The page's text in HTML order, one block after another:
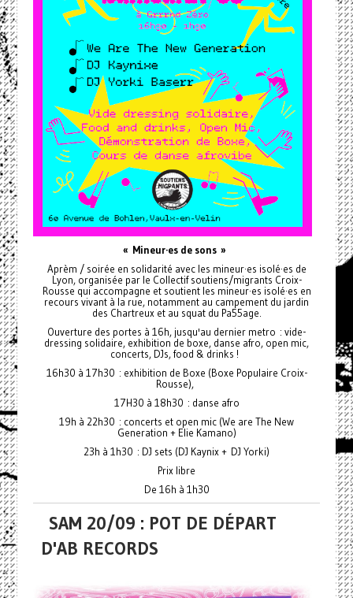
« Mineur·es de sons »
Aprèm / soirée en solidarité avec les mineur·es isolé·es de
Lyon, organisée par le Collectif soutiens/migrants Croix-
Rousse qui accompagne et soutient les mineur·es isolé·es en
recours vivant à la rue, notamment au campement du jardin
des Chartreux et au squat du Pa55age.
Ouverture des portes à 16h, jusqu'au dernier metro : vide-
dressing solidaire, exhibition de boxe, danse afro, open mic,
concerts, DJs, food & drinks !
16h30 à 17h30 : exhibition de Boxe (Boxe Populaire Croix-
Rousse),
17H30 à 18h30 : danse afro
19h à 22h30 : concerts et open mic (We are The New
Generation + Elie Kamano)
23h à 1h30 : DJ sets (DJ Kaynix + DJ Yorki)
Prix libre
De 16h à 1h30
SAM 20/09 : POT DE DÉPART
D'AB RECORDS